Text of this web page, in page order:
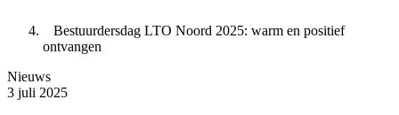
Bestuurdersdag LTO Noord 2025: warm en positief
ontvangen
Nieuws
3 juli 2025